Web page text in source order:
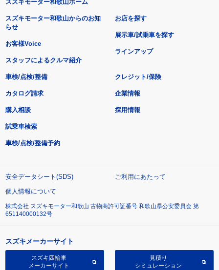
スズキモーター和歌山ホーム
スズキモーター和歌山からのお知
らせ
お客様Voice
スタッフによるクルマ紹介
お店を探す
展示車/試乗車を探す
ラインアップ
車検/点検/整備 クレジット/保険
カタログ請求
購入相談
試乗車検索
車検/点検/整備予約
企業情報
採用情報
安全データシート(SDS)
ご利用にあたって
個人情報について
株式会社 スズキモーター和歌山 古物商許可証番号 和歌山県公安委員会 第
651140000132号
スズキメーカーサイト
スズキ四輪車
メーカーサイト
見積り
シミュレーション